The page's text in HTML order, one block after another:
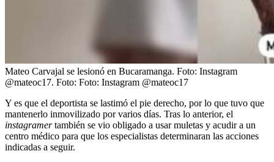
Mateo Carvajal se lesionó en Bucaramanga. Foto: Instagram
@mateoc17. Foto: Foto: Instagram @mateoc17
Y es que el deportista se lastimó el pie derecho, por lo que tuvo que
mantenerlo inmovilizado por varios días. Tras lo anterior, el
instagramertambién se vio obligado a usar muletas y acudir a un
centro médico para que los especialistas determinaran las acciones
indicadas a seguir.